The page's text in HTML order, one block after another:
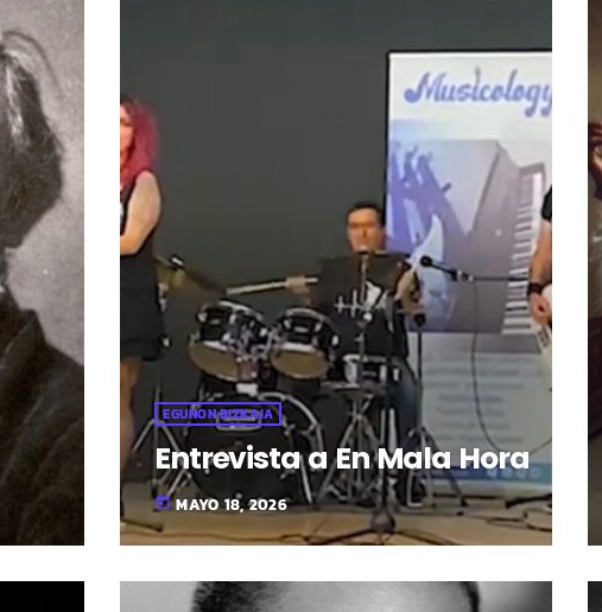
EGUNON BIZKAIA
Entrevista a En Mala Hora
today MAYO 18, 2026